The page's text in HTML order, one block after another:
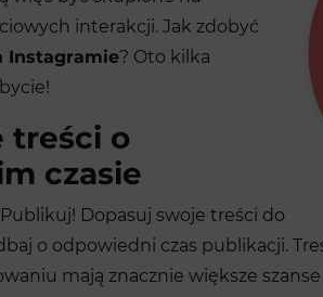
interakcji. Jak zdobyć
Instagramie? Oto kilka
treści o
czasie
Dopasuj swoje treści do
o odpowiedni czas publikacji.
mają znacznie większe